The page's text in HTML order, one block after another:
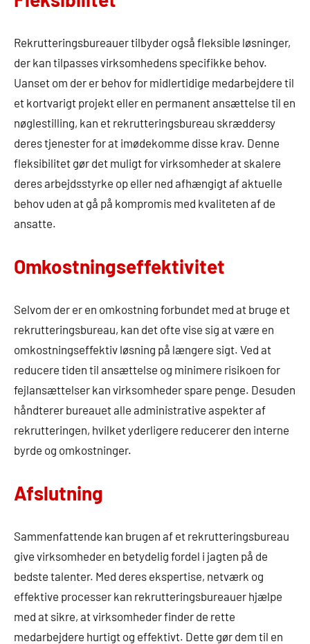
Rekrutteringsbureauer tilbyder også fleksible løsninger,
der kan tilpasses virksomhedens specifikke behov.
Uanset om der er behov for midlertidige medarbejdere til
et kortvarigt projekt eller en permanent ansættelse til en
nøglestilling, kan et rekrutteringsbureau skræddersy
deres tjenester for at imødekomme disse krav. Denne
fleksibilitet gør det muligt for virksomheder at skalere
deres arbejdsstyrke op eller ned afhængigt af aktuelle
behov uden at gå på kompromis med kvaliteten af de
ansatte.
Omkostningseffektivitet
Selvom der er en omkostning forbundet med at bruge et
rekrutteringsbureau, kan det ofte vise sig at være en
omkostningseffektiv løsning på længere sigt. Ved at
reducere tiden til ansættelse og minimere risikoen for
fejlansættelser kan virksomheder spare penge. Desuden
håndterer bureauet alle administrative aspekter af
rekrutteringen, hvilket yderligere reducerer den interne
byrde og omkostninger.
Afslutning
Sammenfattende kan brugen af et rekrutteringsbureau
give virksomheder en betydelig fordel i jagten på de
bedste talenter. Med deres ekspertise, netværk og
effektive processer kan rekrutteringsbureauer hjælpe
med at sikre, at virksomheder finder de rette
medarbejdere hurtigt og effektivt. Dette gør dem til en